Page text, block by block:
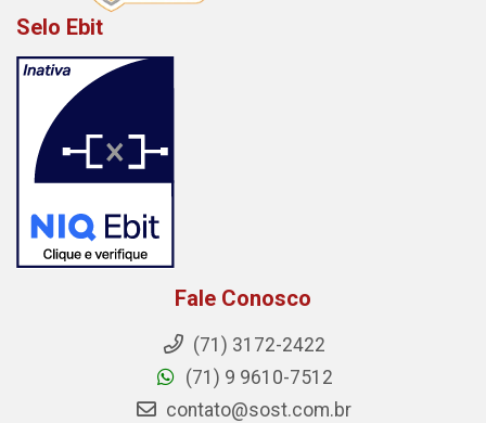
Selo Ebit
Fale Conosco
(71) 3172-2422
(71) 9 9610-7512
contato@sost.com.br